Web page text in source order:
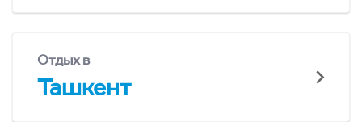
Отдых в
Ташкент